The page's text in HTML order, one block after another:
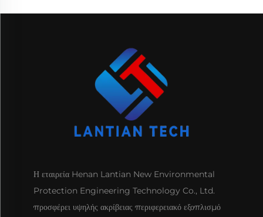
Η εταιρεία Henan Lantian New Environmental
Protection Engineering Technology Co., Ltd.
προσφέρει υψηλής ακρίβειας περιφερειακό εξοπλισμό